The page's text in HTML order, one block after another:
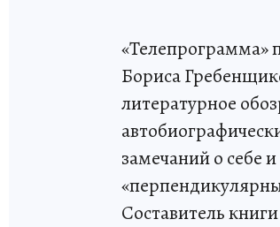
«Телепрограмма»
Бориса
литературное
замечаний о себе
Составитель